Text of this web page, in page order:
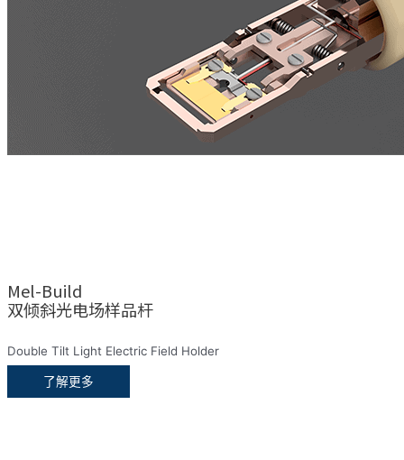
Mel-Build
双倾斜光电场样品杆
Double Tilt Light Electric Field Holder
了解更多